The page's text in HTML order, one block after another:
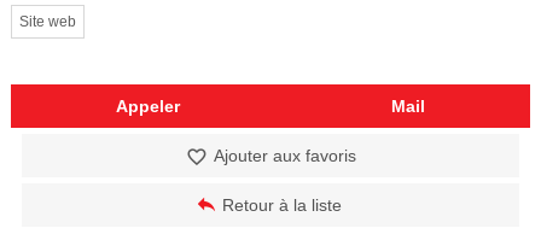
Site web
Appeler Mail
Ajouter aux favoris
Retour à la liste